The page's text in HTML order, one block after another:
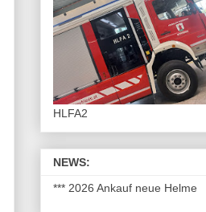
HLFA2
NEWS:
*** 2026 Ankauf neue Helme